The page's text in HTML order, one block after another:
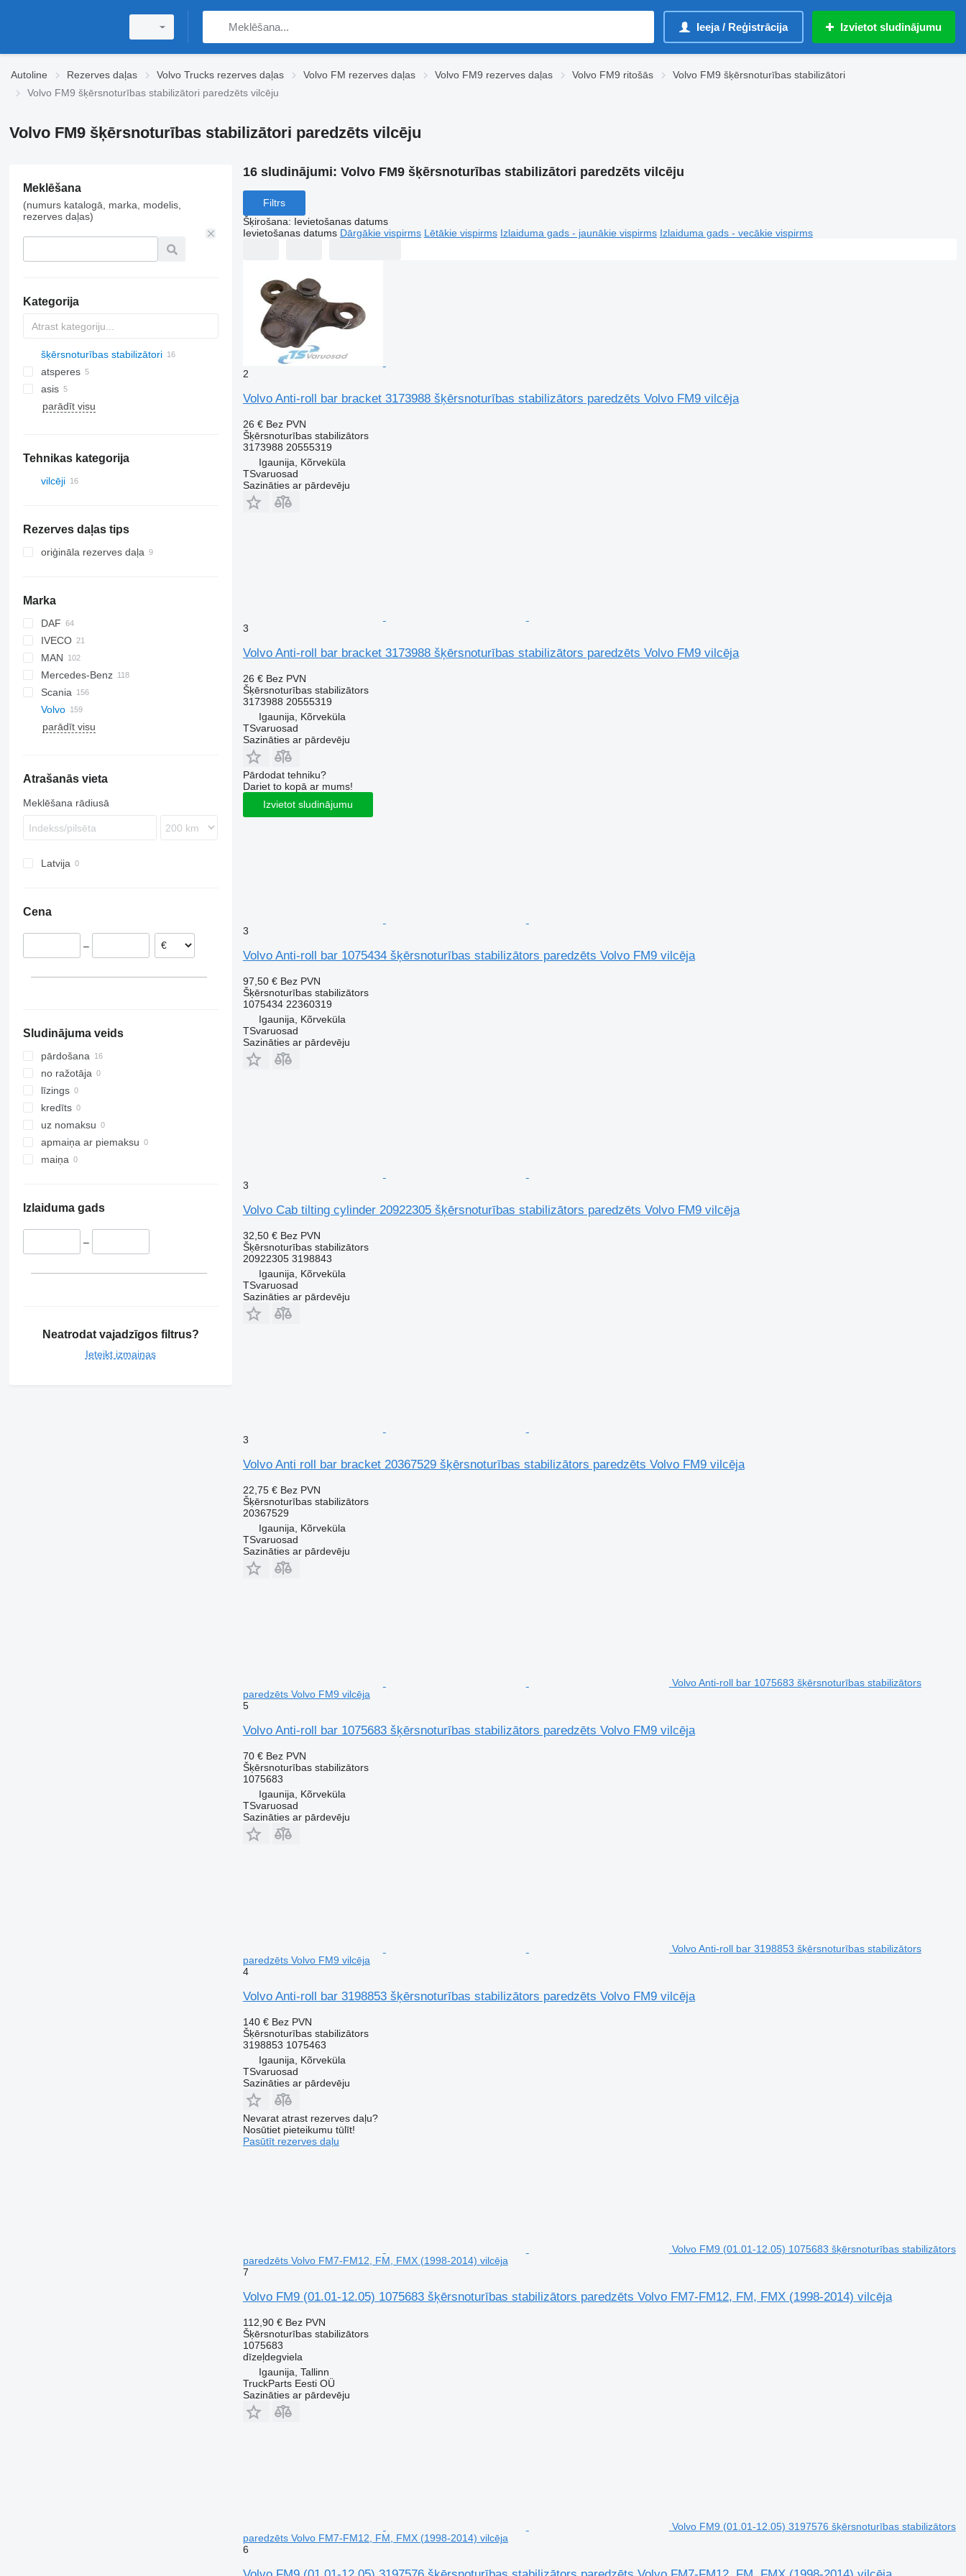
Ieeja / Reģistrācija Izvietot sludinājumu
Autoline Rezerves daļas Volvo Trucks rezerves daļas Volvo FM rezerves daļas Volvo FM9 rezerves daļas Volvo FM9 ritošās
Volvo FM9 šķērsnoturības stabilizātori
Volvo FM9 šķērsnoturības stabilizātori paredzēts vilcēju
Volvo FM9 šķērsnoturības stabilizātori paredzēts vilcēju
Meklēšana
(numurs katalogā, marka, modelis,
rezerves daļas)
Kategorija
šķērsnoturības stabilizātori
atsperes
asis
parādīt visu
Tehnikas kategorija
vilcēji
Rezerves daļas tips
oriģināla rezerves daļa
Marka
Q-series
DAF
CF
LF
XF
XG
IVECO
EuroCargo
S-Way
Stralis
Trakker
MAN
L2000
TGA
TGL
TGM
Mercedes-Benz
A-Class
Actros
Antos
Axor
Canter
Kerax
Magnum
Midlum
Scania
G-series
P-series
Volvo
FE
FH13
FH 440
FL6
FL10
FL12
FL615
FM
FM9
FM12
VNL
parādīt visu
Atrašanās vieta
Meklēšana rādiusā
Latvija
Cena
–
Sludinājuma veids
pārdošana
no ražotāja
līzings
kredīts
uz nomaksu
apmaiņa ar piemaksu
maiņa
Izlaiduma gads
–
Neatrodat vajadzīgos filtrus?
Ieteikt izmaiņas
16 sludinājumi: Volvo FM9 šķērsnoturības stabilizātori paredzēts vilcēju
Filtrs
Šķirošana: Ievietošanas datums
Ievietošanas datums Dārgākie vispirms Lētākie vispirms Izlaiduma gads - jaunākie vispirms Izlaiduma gads - vecākie vispirms
2
Volvo Anti-roll bar bracket 3173988 šķērsnoturības stabilizātors paredzēts Volvo FM9 vilcēja
26 € Bez PVN
Šķērsnoturības stabilizātors
3173988 20555319
Igaunija, Kõrveküla
TSvaruosad
Sazināties ar pārdevēju
3
Volvo Anti-roll bar bracket 3173988 šķērsnoturības stabilizātors paredzēts Volvo FM9 vilcēja
26 € Bez PVN
Šķērsnoturības stabilizātors
3173988 20555319
Igaunija, Kõrveküla
TSvaruosad
Sazināties ar pārdevēju
Pārdodat tehniku?
Dariet to kopā ar mums!
Izvietot sludinājumu
3
Volvo Anti-roll bar 1075434 šķērsnoturības stabilizātors paredzēts Volvo FM9 vilcēja
97,50 € Bez PVN
Šķērsnoturības stabilizātors
1075434 22360319
Igaunija, Kõrveküla
TSvaruosad
Sazināties ar pārdevēju
3
Volvo Cab tilting cylinder 20922305 šķērsnoturības stabilizātors paredzēts Volvo FM9 vilcēja
32,50 € Bez PVN
Šķērsnoturības stabilizātors
20922305 3198843
Igaunija, Kõrveküla
TSvaruosad
Sazināties ar pārdevēju
3
Volvo Anti roll bar bracket 20367529 šķērsnoturības stabilizātors paredzēts Volvo FM9 vilcēja
22,75 € Bez PVN
Šķērsnoturības stabilizātors
20367529
Igaunija, Kõrveküla
TSvaruosad
Sazināties ar pārdevēju
Volvo Anti-roll bar 1075683 šķērsnoturības stabilizātors
paredzēts Volvo FM9 vilcēja
5
Volvo Anti-roll bar 1075683 šķērsnoturības stabilizātors paredzēts Volvo FM9 vilcēja
70 € Bez PVN
Šķērsnoturības stabilizātors
1075683
Igaunija, Kõrveküla
TSvaruosad
Sazināties ar pārdevēju
Volvo Anti-roll bar 3198853 šķērsnoturības stabilizātors
paredzēts Volvo FM9 vilcēja
4
Volvo Anti-roll bar 3198853 šķērsnoturības stabilizātors paredzēts Volvo FM9 vilcēja
140 € Bez PVN
Šķērsnoturības stabilizātors
3198853 1075463
Igaunija, Kõrveküla
TSvaruosad
Sazināties ar pārdevēju
Nevarat atrast rezerves daļu?
Nosūtiet pieteikumu tūlīt!
Pasūtīt rezerves daļu
Volvo FM9 (01.01-12.05) 1075683 šķērsnoturības stabilizātors
paredzēts Volvo FM7-FM12, FM, FMX (1998-2014) vilcēja
7
Volvo FM9 (01.01-12.05) 1075683 šķērsnoturības stabilizātors paredzēts Volvo FM7-FM12, FM, FMX (1998-2014) vilcēja
112,90 € Bez PVN
Šķērsnoturības stabilizātors
1075683
dīzeļdegviela
Igaunija, Tallinn
TruckParts Eesti OÜ
Sazināties ar pārdevēju
Volvo FM9 (01.01-12.05) 3197576 šķērsnoturības stabilizātors
paredzēts Volvo FM7-FM12, FM, FMX (1998-2014) vilcēja
6